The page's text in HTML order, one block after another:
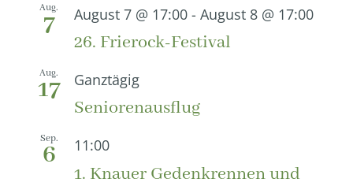
Aug.
7 August 7 @ 17:00 - August 8 @ 17:00
26. Frierock-Festival
Aug.
17 Ganztägig
Seniorenausflug
Sep.
6 11:00
1. Knauer Gedenkrennen und